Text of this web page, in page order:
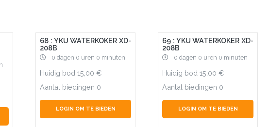
68 : YKU WATERKOKER XD-
208B
0 dagen 0 uren 0 minuten
Huidig bod 15,00
Aantal biedingen 0
LOGIN OM TE BIEDEN
69 : YKU WATERKOKER XD-
208B
0 dagen 0 uren 0 minuten
Huidig bod 15,00
Aantal biedingen 0
LOGIN OM TE BIEDEN